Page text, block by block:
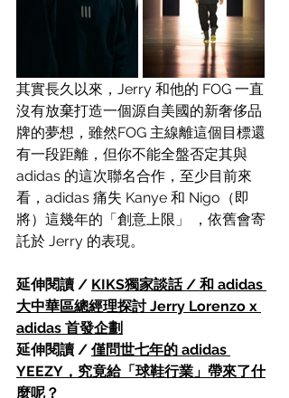
其實長久以來，Jerry 和他的 FOG 一直
沒有放棄打造一個源自美國的新奢侈品
牌的夢想，雖然FOG 主線離這個目標還
有一段距離，但你不能全盤否定其與
adidas 的這次聯名合作，至少目前來
看，adidas 痛失 Kanye 和 Nigo（即
將）這幾年的「創意上限」 ，依舊會寄
託於 Jerry 的表現。
延伸閱讀 / KIKS獨家談話 / 和 adidas
大中華區總經理探討 Jerry Lorenzo x
adidas 首發企劃
延伸閱讀 / 僅問世七年的 adidas
YEEZY，究竟給「球鞋行業」帶來了什
麼呢？